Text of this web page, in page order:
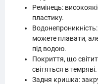
Ремінець:
пластику.
можете плавати,
під водою.
Покриття, що
світяться в темряві.
Задня кришка: